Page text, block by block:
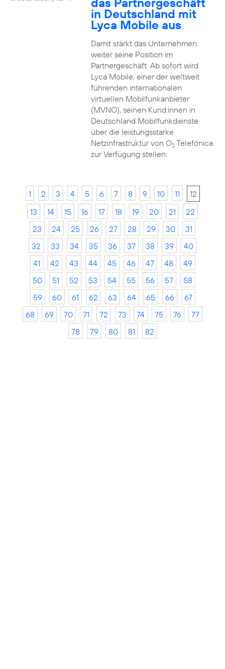
in Deutschland mit
Lyca Mobile aus
Damit stärkt das Unternehmen
weiter seine Position im
Partnergeschäft. Ab sofort wird
Lyca Mobile, einer der weltweit
führenden internationalen
virtuellen Mobilfunkanbieter
(MVNO), seinen Kund:innen in
Deutschland Mobilfunkdienste
über die leistungsstarke
Netzinfrastruktur von O2Telefónica
zur Verfügung stellen.
1 2 3 4 5 6 7 8 9 10 11
12
13
14 15 16 17 18 19 20 21
22
23
24 25 26 27 28 29 30
31
32
33 34 35 36 37 38 39
40
41
42 43 44 45 46 47 48
49
50
51 52 53 54 55 56 57
58
59
60 61 62 63 64 65 66
67
68
69 70 71 72 73 74 75 76
77
78
79 80 81 82